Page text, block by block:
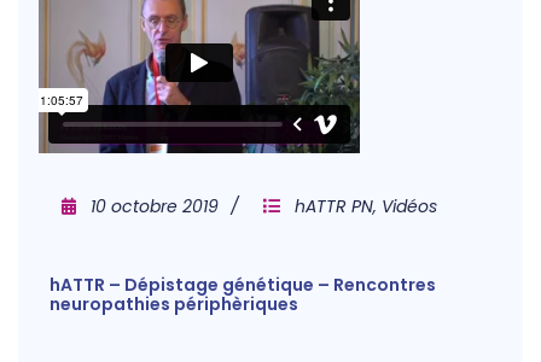
10 octobre 2019 hATTR PN, Vidéos
hATTR – Dépistage génétique – Rencontres
neuropathies périphèriques